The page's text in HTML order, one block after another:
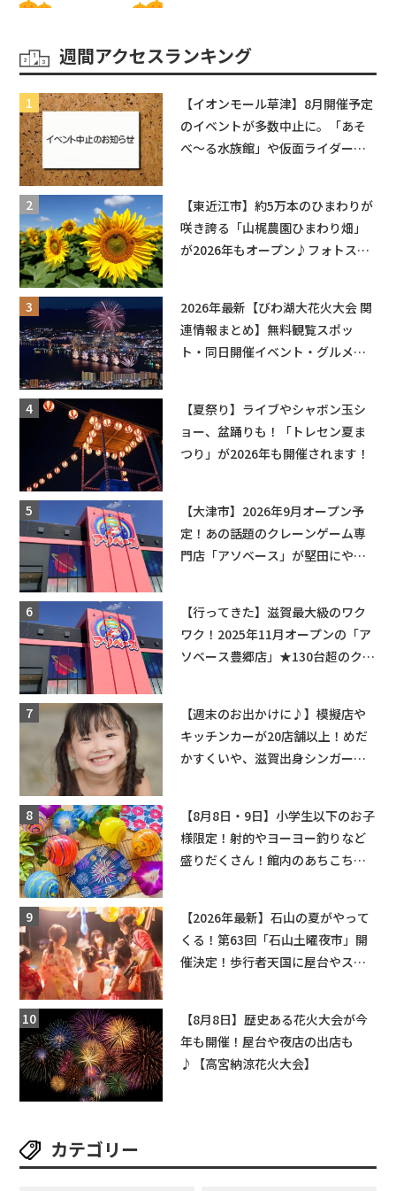
週間アクセスランキング
【イオンモール草津】8月開催予定
のイベントが多数中止に。「あそ
べ〜る水族館」や仮面ライダーシ
【東近江市】約5万本のひまわりが
咲き誇る「山梶農園ひまわり畑」
が2026年もオープン♪フォトスポ
2026年最新【びわ湖大花火大会 関
連情報まとめ】無料観覧スポッ
ト・同日開催イベント・グルメマ
【夏祭り】ライブやシャボン玉シ
ョー、盆踊りも！「トレセン夏ま
つり」が2026年も開催されます！
【大津市】2026年9月オープン予
定！あの話題のクレーンゲーム専
門店「アソベース」が堅田にやっ
【行ってきた】滋賀最大級のワク
ワク！2025年11月オープンの「ア
ソベース豊郷店」★130台超のクレ
【週末のお出かけに♪】模擬店や
キッチンカーが20店舗以上！めだ
かすくいや、滋賀出身シンガーソ
【8月8日・9日】小学生以下のお子
様限定！射的やヨーヨー釣りなど
盛りだくさん！館内のあちこちに
【2026年最新】石山の夏がやって
くる！第63回「石山土曜夜市」開
催決定！歩行者天国に屋台やステ
【8月8日】歴史ある花火大会が今
年も開催！屋台や夜店の出店も
♪【高宮納涼花火大会】
カテゴリー